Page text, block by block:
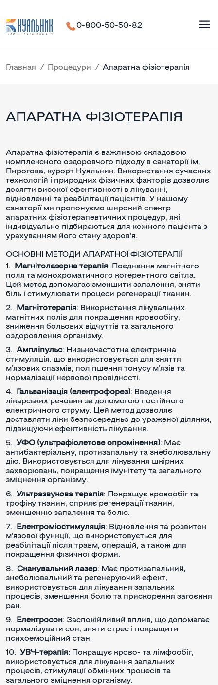
0-800-50-50-82
Главная Процедури Апаратна фізіотерапія
АПАРАТНА ФІЗІОТЕРАПІЯ
Апаратна фізіотерапія є важливою складовою
комплексного оздоровчого підходу в санаторії ім.
Пирогова, курорт Куяльник. Використання сучасних
технологій і природних фізичних факторів дозволяє
досягти високої ефективності в лікуванні,
відновленні та реабілітації пацієнтів. У нашому
санаторії ми пропонуємо широкий спектр
апаратних фізіотерапевтичних процедур, які
індивідуально підбираються для кожного пацієнта з
урахуванням його стану здоров'я.
ОСНОВНІ МЕТОДИ АПАРАТНОЇ ФІЗІОТЕРАПІЇ
Магнітолазерна терапія: Поєднання магнітного
поля та монохроматичного когерентного світла.
Цей метод допомагає зменшити запалення, зняти
біль і стимулювати процеси регенерації тканин.
Магнітотерапія: Використання лікувальних
магнітних полів для покращення кровообігу,
зниження больових відчуттів та загального
оздоровлення організму.
Ампліпульс: Низькочастотна електрична
стимуляція, що використовується для зняття
м'язових спазмів, поліпшення тонусу м'язів та
нормалізації нервової провідності.
Гальванізація (електрофорез): Введення
лікарських речовин за допомогою постійного
електричного струму. Цей метод дозволяє
доставляти ліки безпосередньо до ураженої ділянки,
підвищуючи ефективність лікування.
УФО (ультрафіолетове опромінення): Має
антибактеріальну, протизапальну та знеболювальну
дію. Використовується для лікування шкірних
захворювань, покращення імунітету та загального
зміцнення організму.
Ультразвукова терапія: Покращує кровообіг та
трофіку тканин, сприяє регенерації тканин,
зменшенню запалення та болю.
Електроміостимуляція: Відновлення та розвиток
м'язової функції, що використовується для
реабілітації після травм, операцій, а також для
покращення фізичної форми.
Сканувальний лазер: Має протизапальний,
знеболювальний та регенеруючий ефект,
використовується для лікування запальних
процесів, зменшення болю та прискорення загоєння
ран.
Електросон: Заспокійливий вплив, що допомагає
нормалізувати сон, зняти стрес і покращити
психоемоційний стан.
УВЧ-терапія: Покращує крово- та лімфообіг,
використовується для лікування запальних
процесів, стимуляції обмінних процесів та
загального зміцнення організму.